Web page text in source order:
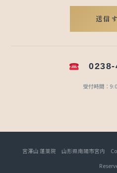
送信
0238-
受付時間：
宮澤山 蓬莱院 山形県南陽市宮内